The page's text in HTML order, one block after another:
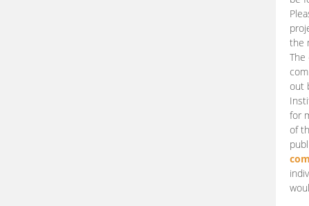
the
The
out
for
of